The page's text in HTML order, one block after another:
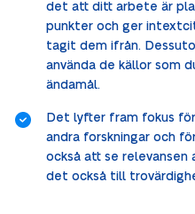
det att ditt arbete är
punkter och ger
tagit dem ifrån.
använda de källor som
ändamål.
Det lyfter fram fokus
andra forskningar och
också att se relevansen
det också till